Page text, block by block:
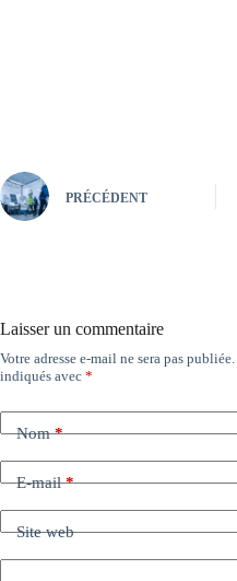
PRÉCÉDENT
Laisser un commentaire
Votre adresse e-mail ne sera pas publiée.
indiqués avec *
Nom*
E-mail*
Site web